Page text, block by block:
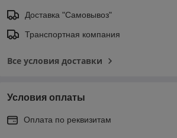
Доставка "Самовывоз"
Транспортная компания
Все условия доставки
Условия оплаты
Оплата по реквизитам